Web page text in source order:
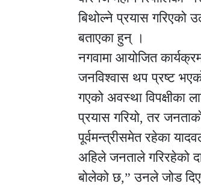
बिथोल्ने प्रयास
बताएका हुन् ।
नगवामा आयोजित
जनविश्वास थप प्रष्ट
गएको अवस्था विपक्षीका
प्रयास गरियो, तर
पूर्वमन्त्रीसमेत रहेका
अहिले जनताले गरिरहेको
बोलेको छ,” उनले जोड